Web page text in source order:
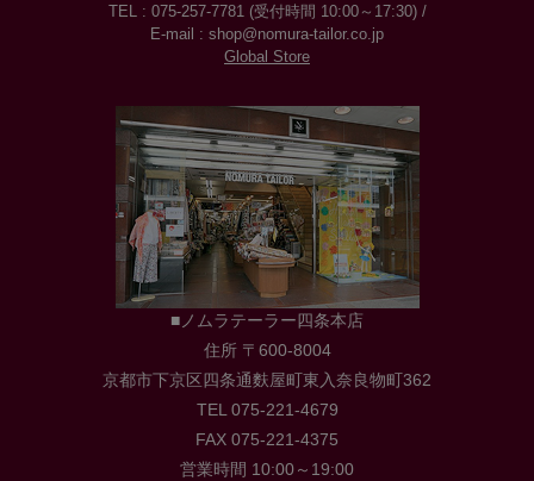
TEL : 075-257-7781 (受付時間 10:00～17:30) /
E-mail : shop@nomura-tailor.co.jp
Global Store
■ノムラテーラー四条本店
住所 〒600-8004
京都市下京区四条通麩屋町東入奈良物町362
TEL 075-221-4679
FAX 075-221-4375
営業時間 10:00～19:00